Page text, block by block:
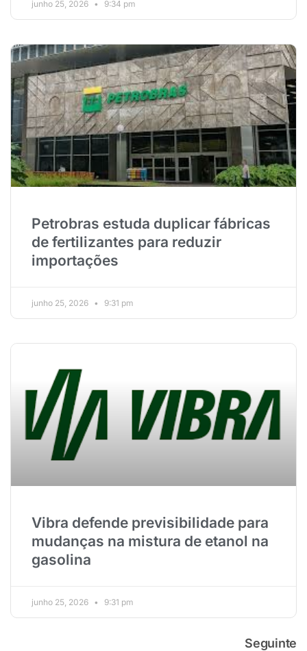
junho 25, 2026 9:34 pm
Petrobras estuda duplicar fábricas
de fertilizantes para reduzir
importações
junho 25, 2026 9:31 pm
Vibra defende previsibilidade para
mudanças na mistura de etanol na
gasolina
junho 25, 2026 9:31 pm
Seguinte